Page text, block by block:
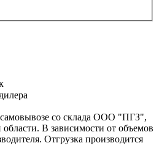
со склада ООО "ПГЗ",
В зависимости от объемов
Отгрузка производится